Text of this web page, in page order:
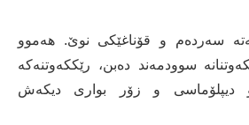
سەردەم و قۆناغێکی نوێ. ھەموو
سوودمەند دەبن، رێككەوتنەكە
و دیپلۆماسی و زۆر بواری دیکەش